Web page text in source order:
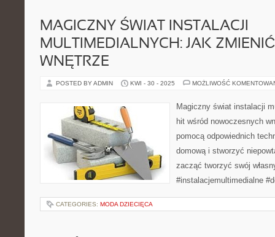
MAGICZNY ŚWIAT INSTALACJI
MULTIMEDIALNYCH: JAK
WNĘTRZE
POSTED BY ADMIN KWI - 30 - 2025 MOŻLIWOŚĆ
Magiczny świat instalacji
hit wśród nowoczesnych
pomocą odpowiednich
domową i stworzyć
zacząć tworzyć swój
#instalacjemultimedialne
CATEGORIES: MODA DZIECIĘCA